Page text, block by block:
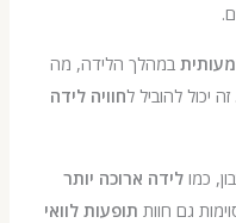
הלידה, מה
לחוויה לידה
ארוכה יותר
תופעות לוואי